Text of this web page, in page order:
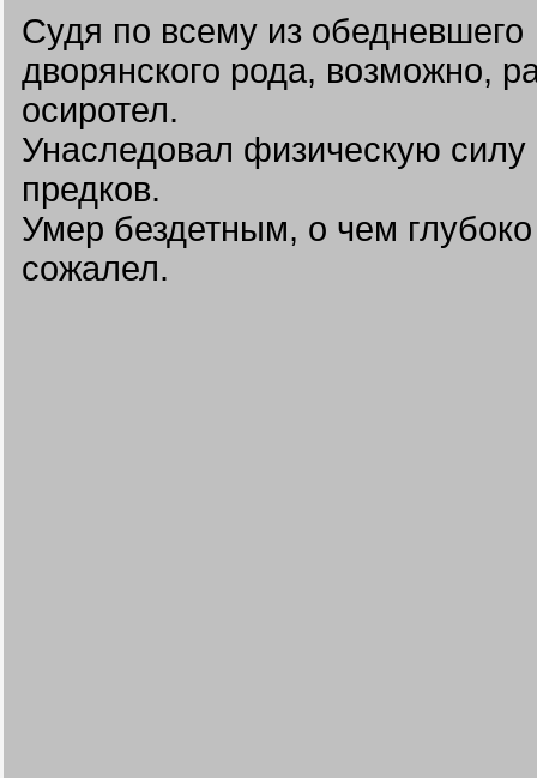
Судя по всему из обедневшего
дворянского рода, возможно,
осиротел.
Унаследовал физическую силу
предков.
Умер бездетным, о чем глубоко
сожалел.